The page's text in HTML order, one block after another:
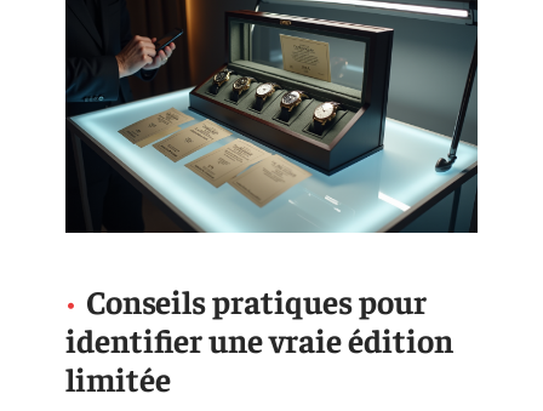
Conseils pratiques pour
identifier une vraie édition
limitée